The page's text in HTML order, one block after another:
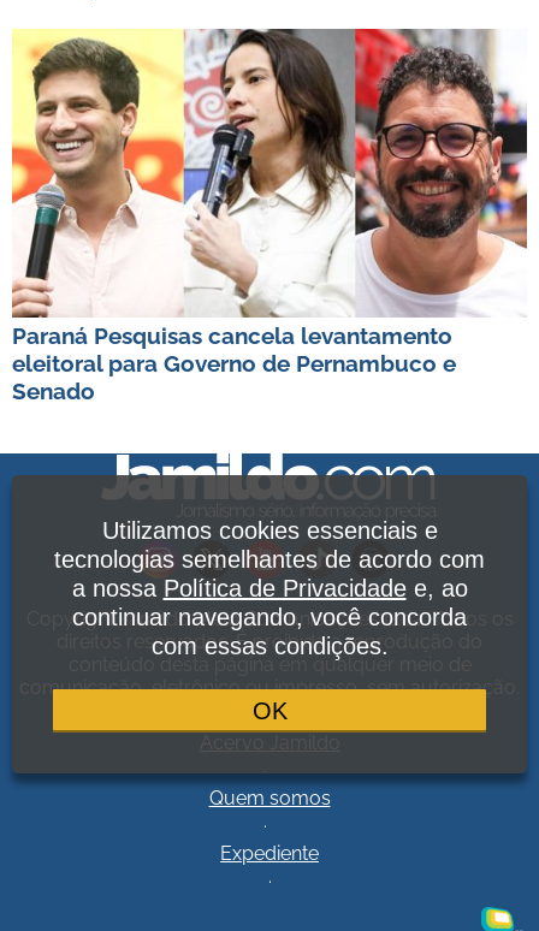
Paraná Pesquisas cancela levantamento
eleitoral para Governo de Pernambuco e
Senado
Copyright Jamildo Melo Comunicações Ltda. Todos os
direitos reservados. É proibida a reprodução do
conteúdo desta página em qualquer meio de
comunicação, eletrônico ou impresso, sem autorização.
Política de Privacidade
Quem somos
.
Expediente
.
Utilizamos cookies essenciais e
tecnologias semelhantes de acordo com
a nossa Política de Privacidadee, ao
continuar navegando, você concorda
com essas condições.
OK